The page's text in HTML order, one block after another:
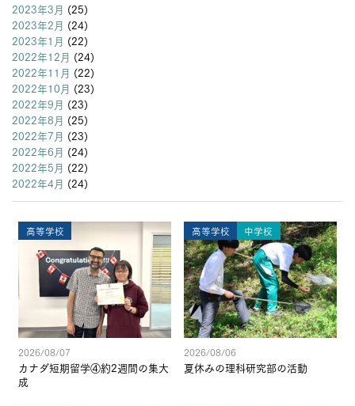
2023年3月 (25)
2023年2月 (24)
2023年1月 (22)
2022年12月 (24)
2022年11月 (22)
2022年10月 (23)
2022年9月 (23)
2022年8月 (25)
2022年7月 (23)
2022年6月 (24)
2022年5月 (22)
2022年4月 (24)
高等学校
2026/08/07
カナダ短期留学④約2週間の集大
成
高等学校 中学校
2026/08/06
夏休みの理科研究部の活動